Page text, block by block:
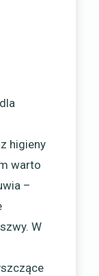
higieny
warto
–
W